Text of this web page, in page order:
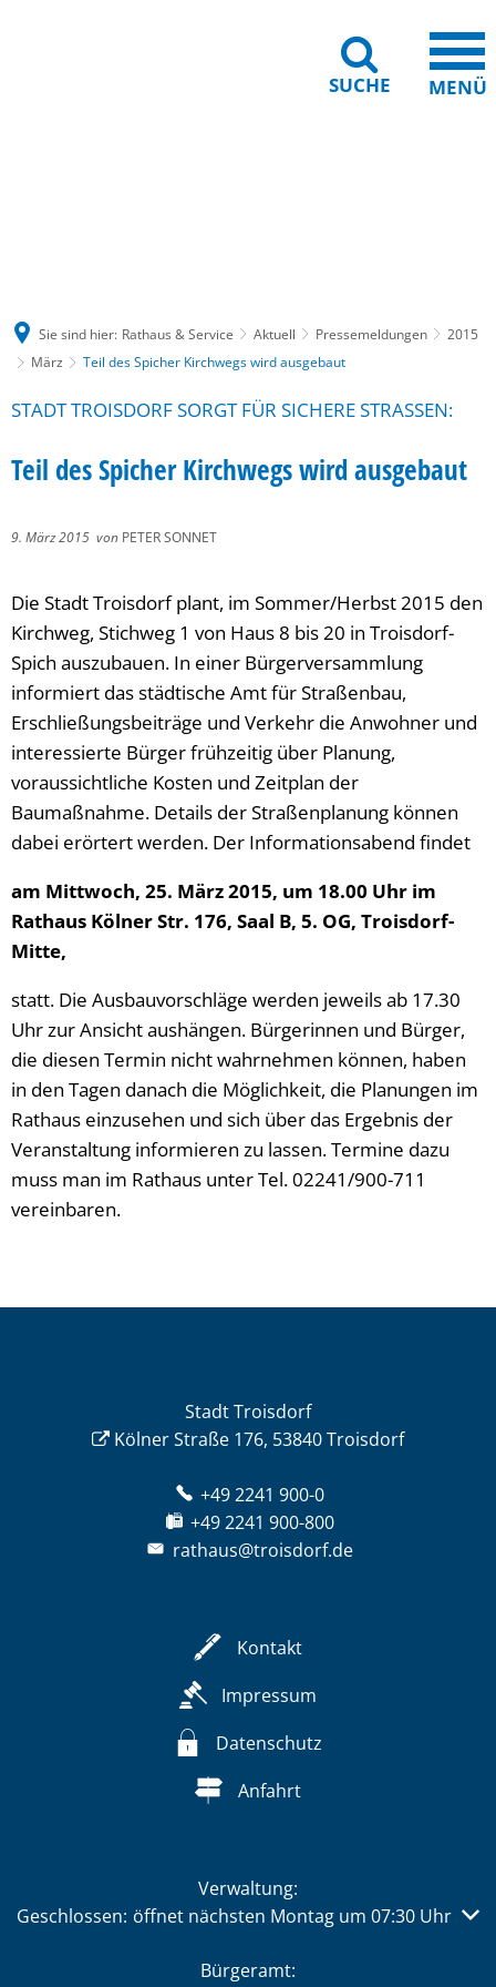
SUCHE MENÜ
Sie sind hier: Rathaus & Service Aktuell Pressemeldungen
2015
März
Teil des Spicher Kirchwegs wird ausgebaut
STADT TROISDORF SORGT FÜR SICHERE STRASSEN:
Teil des Spicher Kirchwegs wird ausgebaut
9. März 2015 von PETER SONNET
Die Stadt Troisdorf plant, im Sommer/Herbst 2015 den
Kirchweg, Stichweg 1 von Haus 8 bis 20 in Troisdorf-
Spich auszubauen. In einer Bürgerversammlung
informiert das städtische Amt für Straßenbau,
Erschließungsbeiträge und Verkehr die Anwohner und
interessierte Bürger frühzeitig über Planung,
voraussichtliche Kosten und Zeitplan der
Baumaßnahme. Details der Straßenplanung können
dabei erörtert werden. Der Informationsabend findet
am Mittwoch, 25. März 2015, um 18.00 Uhr im
Rathaus Kölner Str. 176, Saal B, 5. OG, Troisdorf-
Mitte,
statt. Die Ausbauvorschläge werden jeweils ab 17.30
Uhr zur Ansicht aushängen. Bürgerinnen und Bürger,
die diesen Termin nicht wahrnehmen können, haben
in den Tagen danach die Möglichkeit, die Planungen im
Rathaus einzusehen und sich über das Ergebnis der
Veranstaltung informieren zu lassen. Termine dazu
muss man im Rathaus unter Tel. 02241/900-711
vereinbaren.
Stadt Troisdorf
Kölner Straße 176, 53840 Troisdorf
+49 2241 900-0
+49 2241 900-800
rathaus@troisdorf.de
Kontakt
Impressum
Datenschutz
Anfahrt
Verwaltung:
Klicken, um weitere Öffnungs- oder Schließzeiten
Geschlossen: öffnet nächsten Montag um 07:30 Uhr
Bürgeramt: